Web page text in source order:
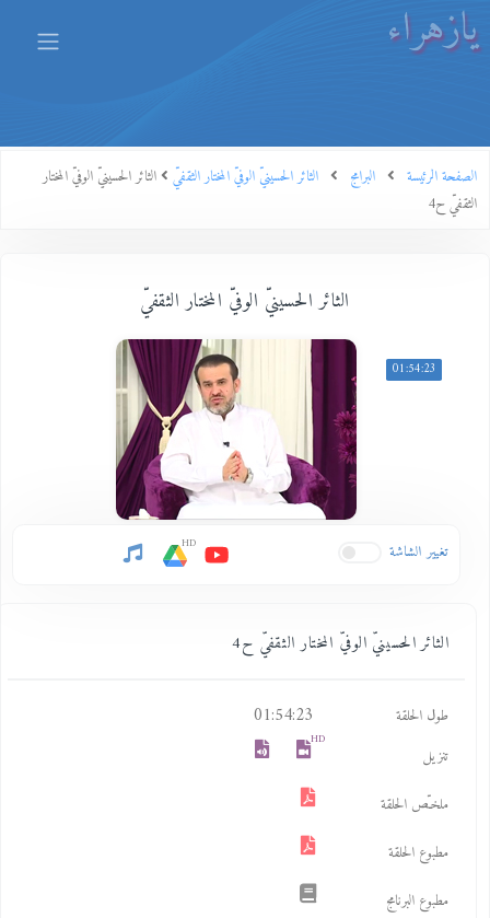
يازهراء
الصفحة الرئيسة البرامج الثائر الحسينيّ الوفيّ المختار الثقفيّ
الثائر الحسينيّ الوفيّ المختار
الثقفيّ ح4
الثائر الحسينيّ الوفيّ المختار الثقفيّ
01:54:23
تغيير الشاشة HD
الثائر الحسينيّ الوفيّ المختار الثقفيّ ح4
طول الحلقة 01:54:23
تنزيل
HD
ملخـّص الحلقة
مطبوع الحلقة
مطبوع البرنامج